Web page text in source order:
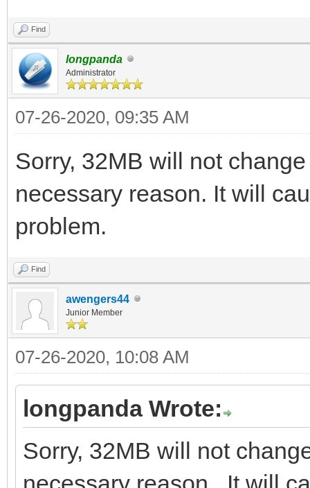
Find
longpanda
Administrator
07-26-2020, 09:35 AM
Sorry, 32MB will not
necessary reason. It will
problem.
Find
awengers44
Junior Member
07-26-2020, 10:08 AM
longpanda Wrote:
Sorry, 32MB will not